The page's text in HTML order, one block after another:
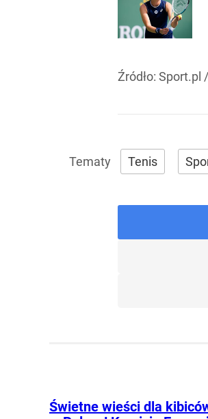
Źródło: Sport.pl
Tenis
Świetne wieści dla